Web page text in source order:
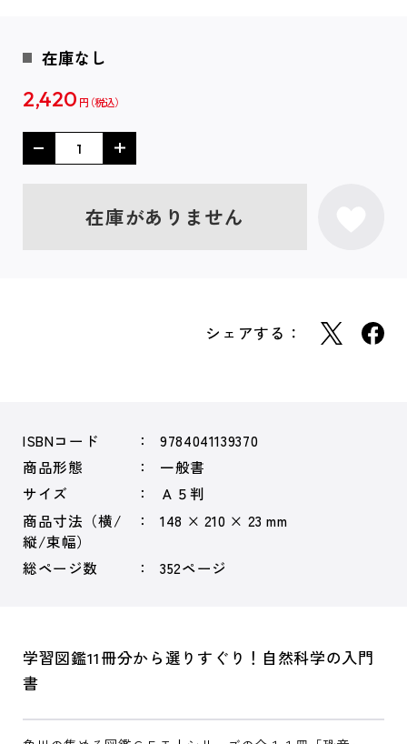
在庫なし
2,420 円
在庫がありません
シェアする：
ISBNコード
9784041139370
商品形態
一般書
サイズ
Ａ５判
商品寸法（横/
縦/束幅）
148 × 210 × 23 mm
総ページ数 352ページ
学習図鑑11冊分から選りすぐり！自然科学の入門
書